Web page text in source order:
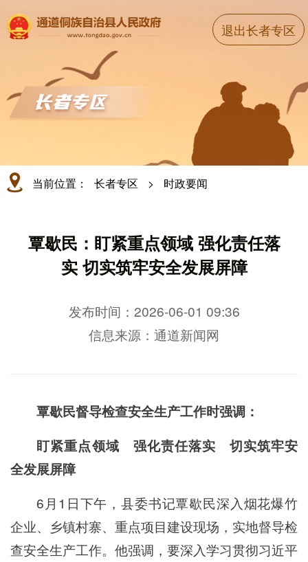
退出长者专区
当前位置： 长者专区 > 时政要闻
覃歇民：盯紧重点领域 强化责任落
实 切实筑牢安全发展屏障
发布时间：2026-06-01 09:36
信息来源：通道新闻网
覃歇民督导检查安全生产工作时强调：
盯紧重点领域 强化责任落实 切实筑牢安
全发展屏障
6月1日下午，县委书记覃歇民深入烟花爆竹
企业、乡镇村寨、重点项目建设现场，实地督导检
查安全生产工作。他强调，要深入学习贯彻习近平